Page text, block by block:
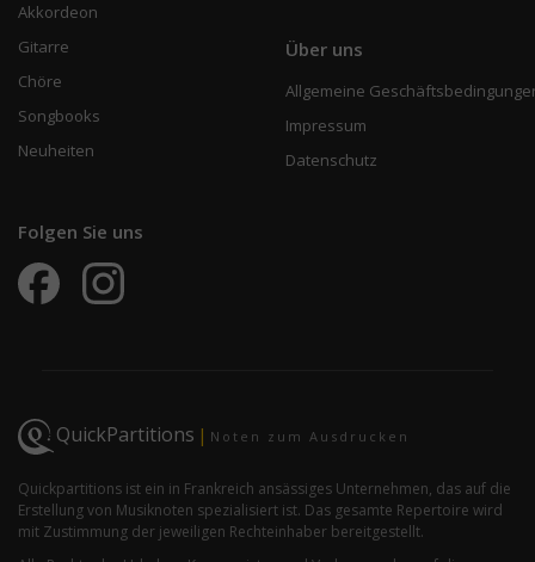
Akkordeon
Gitarre
Chöre
Songbooks
Neuheiten
Über uns
Allgemeine
Impressum
Datenschutz
Folgen Sie uns
QuickPartitions | Noten zum Ausdrucken
Quickpartitions ist ein in Frankreich ansässiges Unternehmen, das auf die
Erstellung von Musiknoten spezialisiert ist. Das gesamte Repertoire wird
mit Zustimmung der jeweiligen Rechteinhaber bereitgestellt.